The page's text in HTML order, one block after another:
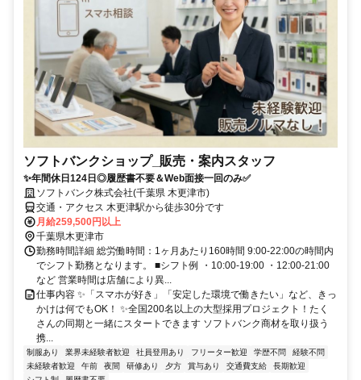
ソフトバンクショップ_販売・案内スタッフ
✨️年間休日124日◎履歴書不要＆Web面接一回のみ✅
ソフトバンク株式会社(千葉県 木更津市)
交通・アクセス 木更津駅から徒歩30分です
月給259,500円以上
千葉県木更津市
勤務時間詳細 総労働時間：1ヶ月あたり160時間 9:00-22:00の時間内
でシフト勤務となります。 ■シフト例 ・10:00-19:00 ・12:00-21:00
など 営業時間は店舗により異...
仕事内容 ✨️「スマホが好き」「安定した環境で働きたい」など、きっ
かけは何でもOK！ ✨️全国200名以上の大型採用プロジェクト！たく
さんの同期と一緒にスタートできます ソフトバンク商材を取り扱う
携...
制服あり 業界未経験者歓迎 社員登用あり フリーター歓迎 学歴不問
経験不問
未経験者歓迎
午前 夜間 研修あり 夕方 賞与あり 交通費支給
長期歓迎